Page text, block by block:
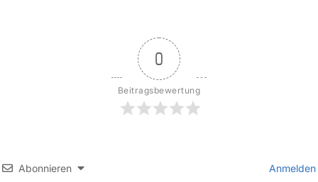
0
Beitragsbewertung
Abonnieren Anmelden